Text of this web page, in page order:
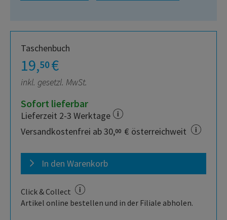
Taschenbuch
19,50€
inkl. gesetzl. MwSt.
Sofort lieferbar
Lieferzeit 2-3 Werktage
Versandkostenfrei ab 30,00 € österreichweit
In den Warenkorb
Click & Collect
Artikel online bestellen und in der Filiale abholen.